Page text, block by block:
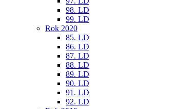
98. LD
99. LD
Rok 2020
85. LD
86. LD
87. LD
88. LD
89. LD
90. LD
91. LD
92. LD